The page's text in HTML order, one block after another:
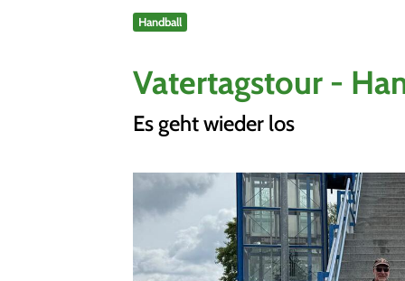
Handball
Vatertagstour -
Es geht wieder los
Sportangebote finden
Sportsuche
Ausfälle und Vertretungen
Deutsches Sportabzeichen